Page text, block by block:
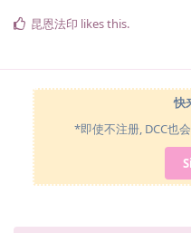
昆恩法印 likes this.
快
*即使不注册, DCC也